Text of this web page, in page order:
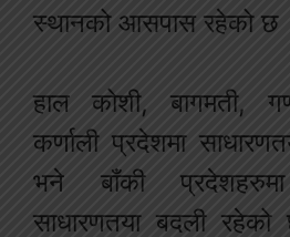
स्थानको आसपास रहेको छ
हाल कोशी, बागमती,
कर्णाली प्रदेशमा
भने बाँकी
साधारणतया बदली